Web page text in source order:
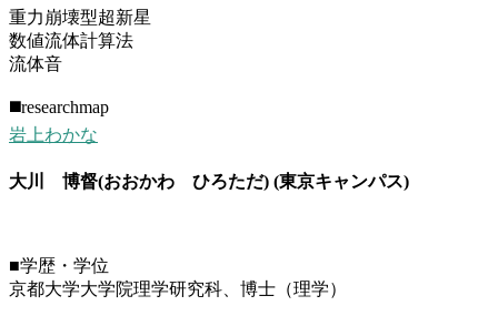
重力崩壊型超新星
数値流体計算法
流体音
◼️researchmap
岩上わかな
大川 博督(おおかわ ひろただ) (東京キャンパス)
■学歴・学位
京都大学大学院理学研究科、博士（理学）